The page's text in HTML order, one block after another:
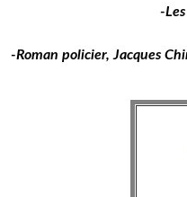
-
-Roman policier, Jacques